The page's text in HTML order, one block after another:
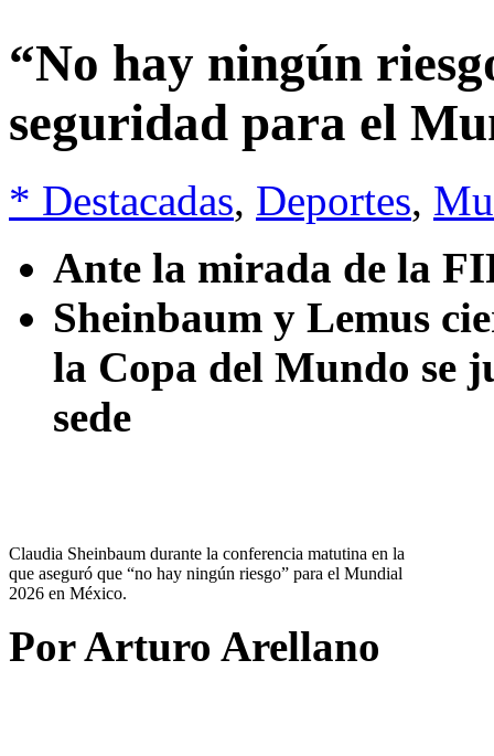
“No hay ningún
seguridad para el
* Destacadas, Deportes,
Ante la mirada de la
Sheinbaum y Lemus
la Copa del Mundo se
sede
Claudia Sheinbaum durante la conferencia matutina en la
que aseguró que “no hay ningún riesgo” para el Mundial
2026 en México.
Por Arturo Arellano